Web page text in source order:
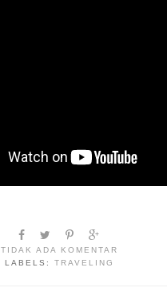
TIDAK ADA KOMENTAR
LABELS: TRAVELING